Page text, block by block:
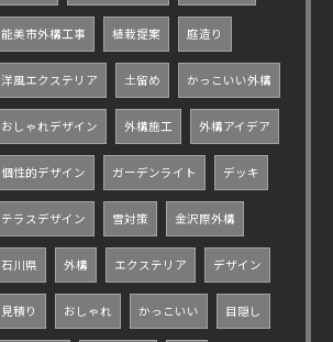
能美市外構工事 植栽提案 庭造り
洋風エクステリア 土留め かっこいい外構
おしゃれデザイン 外構施工 外構アイデア
個性的デザイン ガーデンライト デッキ
テラスデザイン 雪対策 金沢際外構
石川県 外構 エクステリア デザイン
見積り おしゃれ かっこいい 目隠し